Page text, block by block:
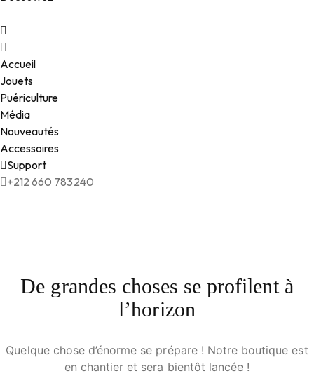
Accueil
Jouets
Puériculture
Média
Nouveautés
Accessoires
Support
+212 660 783240
De grandes choses se profilent à
l’horizon
Quelque chose d’énorme se prépare ! Notre boutique est
en chantier et sera bientôt lancée !